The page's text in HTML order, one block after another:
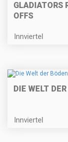
GLADIATORS
OFFS
Innviertel
DIE WELT
Innviertel